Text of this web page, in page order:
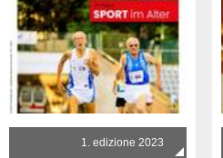
1. edizione 2023